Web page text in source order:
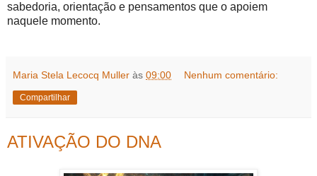
sabedoria, orientação e pensamentos que o apoiem
naquele momento.
Maria Stela Lecocq Muller às 09:00 Nenhum comentário:
Compartilhar
ATIVAÇÃO DO DNA